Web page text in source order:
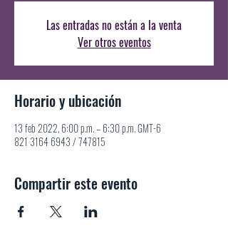
Las entradas no están a la venta
Ver otros eventos
Horario y ubicación
13 feb 2022, 6:00 p.m. – 6:30 p.m. GMT-6
821 3164 6943 / 747815
Compartir este evento